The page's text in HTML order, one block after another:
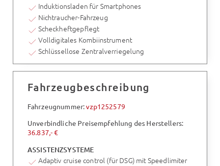
Induktionsladen für Smartphones
Nichtraucher-Fahrzeug
Scheckheftgepflegt
Volldigitales Kombiinstrument
Schlüssellose Zentralverriegelung
Fahrzeugbeschreibung
Fahrzeugnummer:vzp1252579
Unverbindliche Preisempfehlung des Herstellers:
36.837,- €
ASSISTENZSYSTEME
Adaptiv cruise control (für DSG) mit Speedlimiter